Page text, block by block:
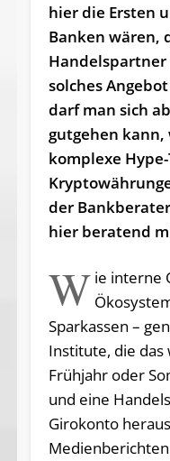
hier die Ersten
Banken wären,
solches
darf man sich
gutgehen
komplexe
der
hier beratend
W ie interne
Sparkassen –
Institute, die das
Frühjahr oder
und eine
Girokonto